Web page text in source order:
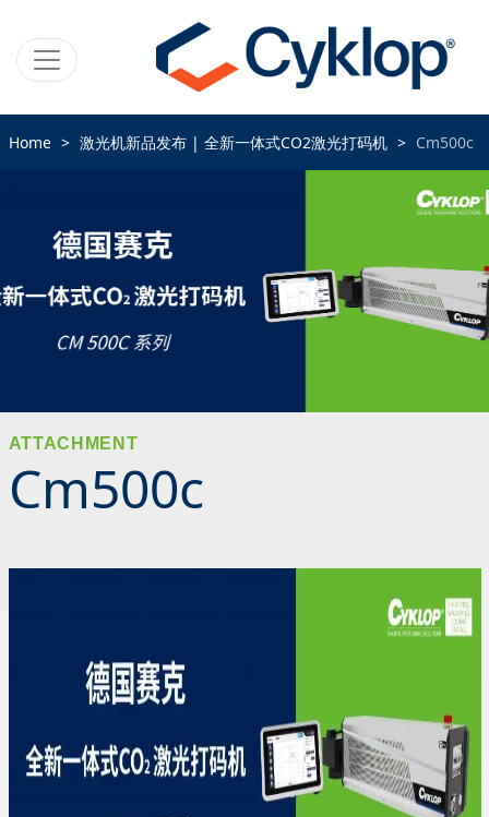
Home 激光机新品发布 | 全新一体式CO2激光打码机 Cm500c
ATTACHMENT
Cm500c